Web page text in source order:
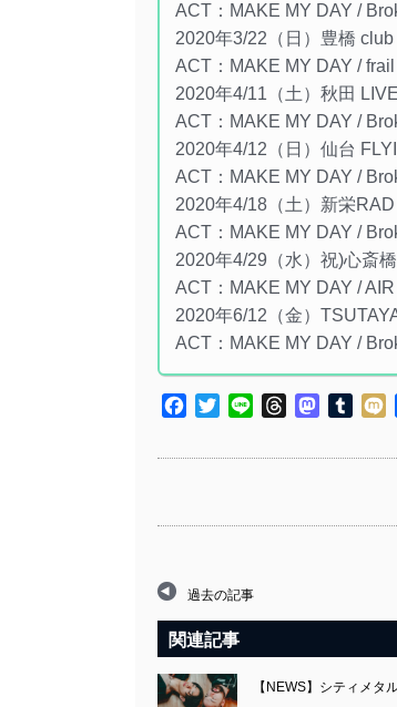
ACT：MAKE MY DAY /
2020年3/22（日）豊橋
ACT：MAKE MY DAY /
2020年4/11（土）秋田
ACT：MAKE MY DAY /
2020年4/12（日）仙台
ACT：MAKE MY DAY /
2020年4/18（土）新栄
ACT：MAKE MY DAY /
2020年4/29（水）祝)心斎
ACT：MAKE MY DAY /
2020年6/12（金）
ACT：MAKE MY DAY /
Facebook
TwitterLine ThreadsMastodon
過去の記事
関連記事
【NEWS】シティメ